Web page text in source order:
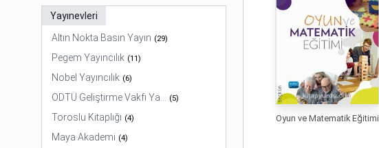
Yayınevleri
Altın Nokta Basın Yayın (29)
Pegem Yayıncılık (11)
Nobel Yayıncılık (6)
ODTÜ Geliştirme Vakfı Ya... (5)
Toroslu Kitaplığı (4)
Maya Akademi (4)
Oyun ve Matematik Eğitimi